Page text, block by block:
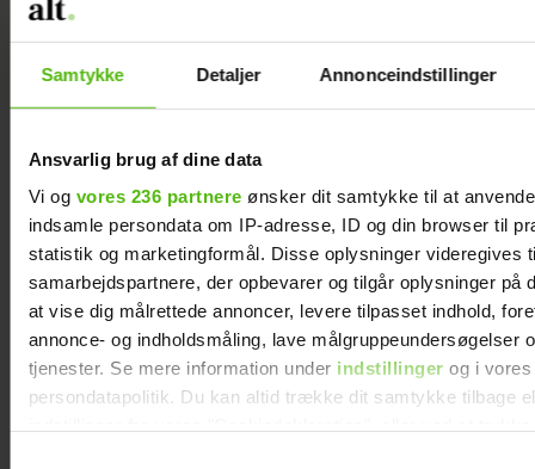
Samtykke Detaljer Annonceindstillinger
Ansvarlig brug af dine data
Vi og vores 236 partnere ønsker dit samtykke til at
indsamle persondata om IP-adresse, ID og din browser til
statistik og marketingformål. Disse oplysninger videregives
samarbejdspartnere, der opbevarer og tilgår oplysninger på
at vise dig målrettede annoncer, levere tilpasset indhold,
annonce- og indholdsmåling, lave målgruppeundersøgelser
tjenester. Se mere information under indstillinger og i vores
persondatapolitik. Du kan altid trække dit samtykke tilbage
Slut efter to år